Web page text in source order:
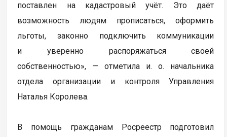
поставлен на кадастровый учёт. Это даёт
возможность людям прописаться, оформить
льготы, законно подключить коммуникации
и уверенно распоряжаться своей
собственностью», — отметила и. о. начальника
отдела организации и контроля Управления
Наталья Королева.
В помощь гражданам Росреестр подготовил